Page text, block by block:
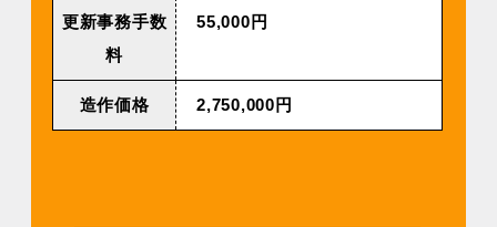
更新事務手数
料
55,000円
造作価格 2,750,000円